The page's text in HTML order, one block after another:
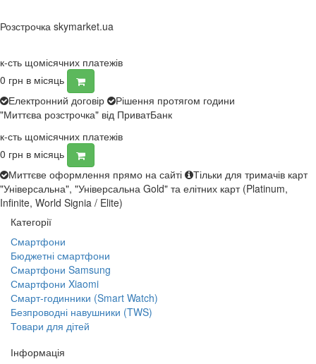
Розстрочка skymarket.ua
к-сть щомісячних платежів
0 грн в місяць
Електронний договір
Рішення протягом години
"Миттєва розстрочка" від ПриватБанк
к-сть щомісячних платежів
0 грн в місяць
Миттєве оформлення прямо на сайті
Тільки для тримачів карт
"Універсальна", "Універсальна Gold" та елітних карт (Platinum,
Infinite, World Signia / Elite)
Категорії
Смартфони
Бюджетні смартфони
Смартфони Samsung
Смартфони Xiaomi
Смарт-годинники (Smart Watch)
Безпроводні навушники (TWS)
Товари для дітей
Інформація